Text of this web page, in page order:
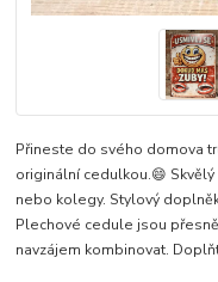
Přineste do svého domova
originální cedulkou.😄
nebo kolegy. Stylový
Plechové cedule jsou
navzájem kombinovat.